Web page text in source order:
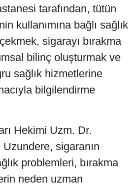
tarafından, tütün
kullanımına bağlı sağlık
sigarayı bırakma
bilinç oluşturmak ve
sağlık hizmetlerine
bilgilendirme
Hekimi Uzm. Dr.
sigaranın
problemleri, bırakma
neden uzman